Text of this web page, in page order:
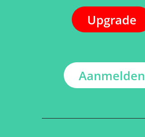
Upgrade
Aanmelden